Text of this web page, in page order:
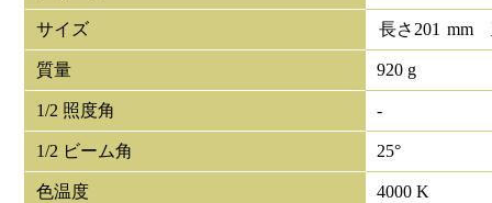
サイズ 長さ 201 mm
質量 920 g
1/2 照度角 -
1/2 ビーム角 25°
色温度 4000 K